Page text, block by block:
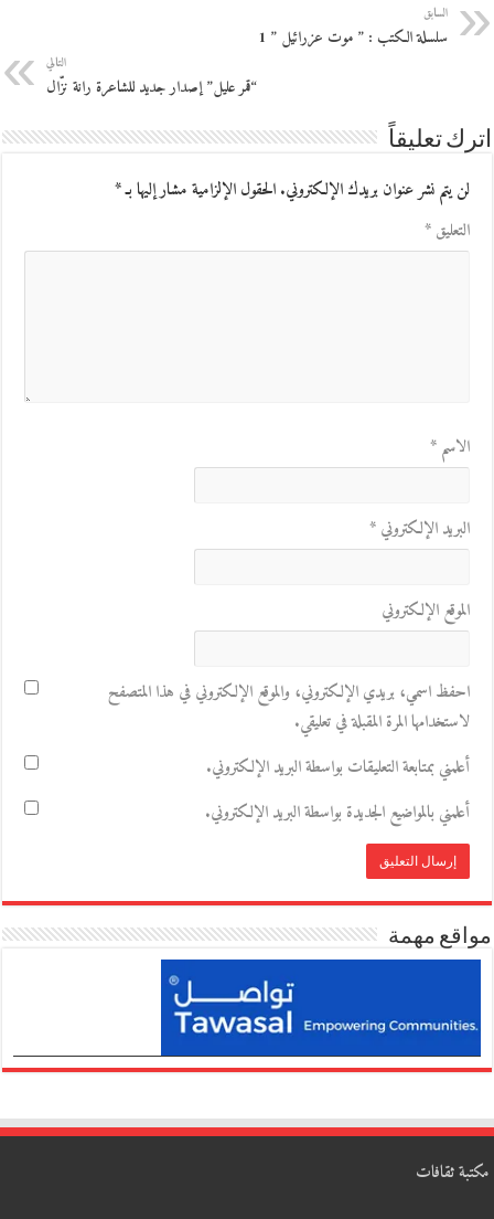
السابق
سلسلة الكتب : ” موت عزرائيل ” 1
التالي
“قمر عليل” إصدار جديد للشاعرة رانة نزّال
اترك تعليقاً
لن يتم نشر عنوان بريدك الإلكتروني.الحقول الإلزامية مشار إليها بـ*
التعليق*
الاسم*
البريد الإلكتروني*
الموقع الإلكتروني
احفظ اسمي، بريدي الإلكتروني، والموقع الإلكتروني في هذا المتصفح
لاستخدامها المرة المقبلة في تعليقي.
أعلمني بمتابعة التعليقات بواسطة البريد الإلكتروني.
أعلمني بالمواضيع الجديدة بواسطة البريد الإلكتروني.
مواقع مهمة
مكتبة ثقافات